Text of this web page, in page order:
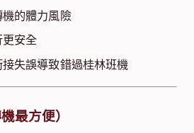
的體力風險
安全
失誤導致錯過桂林班機
最方便）